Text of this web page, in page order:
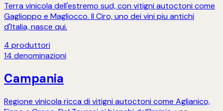
Terra vinicola dell'estremo sud, con vitigni autoctoni come
Gaglioppo e Magliocco. Il Ciro, uno dei vini piu antichi
d'Italia, nasce qui.
4 produttori
14 denominazioni
Campania
Regione vinicola ricca di vitigni autoctoni come Aglianico,